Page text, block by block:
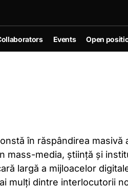
Events Open
în răspândirea
media, știință și
largă a mijloacelor
mulți dintre interlocutorii